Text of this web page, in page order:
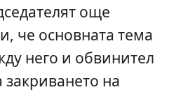
още
че основната тема
него и обвинител
на